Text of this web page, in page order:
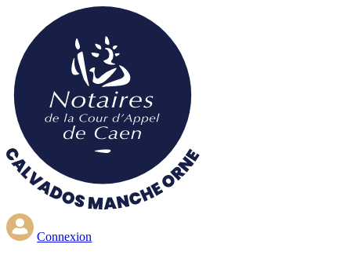
contenu
principal
Connexion